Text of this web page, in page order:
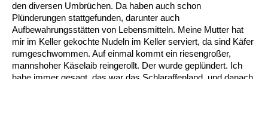
den diversen Umbrüchen. Da haben auch schon
Plünderungen stattgefunden, darunter auch
Aufbewahrungsstätten von Lebensmitteln. Meine Mutter hat
mir im Keller gekochte Nudeln im Keller serviert, da sind Käfer
rumgeschwommen. Auf einmal kommt ein riesengroßer,
mannshoher Käselaib reingerollt. Der wurde geplündert. Ich
habe immer gesagt, das war das Schlaraffenland, und danach